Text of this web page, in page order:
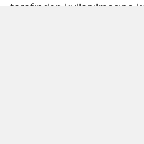
tarafından kullanılmasına